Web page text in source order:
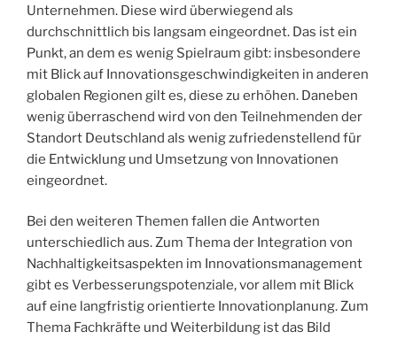
Unternehmen. Diese wird überwiegend als
durchschnittlich bis langsam eingeordnet. Das ist ein
Punkt, an dem es wenig Spielraum gibt: insbesondere
mit Blick auf Innovationsgeschwindigkeiten in anderen
globalen Regionen gilt es, diese zu erhöhen. Daneben
wenig überraschend wird von den Teilnehmenden der
Standort Deutschland als wenig zufriedenstellend für
die Entwicklung und Umsetzung von Innovationen
eingeordnet.
Bei den weiteren Themen fallen die Antworten
unterschiedlich aus. Zum Thema der Integration von
Nachhaltigkeitsaspekten im Innovationsmanagement
gibt es Verbesserungspotenziale, vor allem mit Blick
auf eine langfristig orientierte Innovationplanung. Zum
Thema Fachkräfte und Weiterbildung ist das Bild